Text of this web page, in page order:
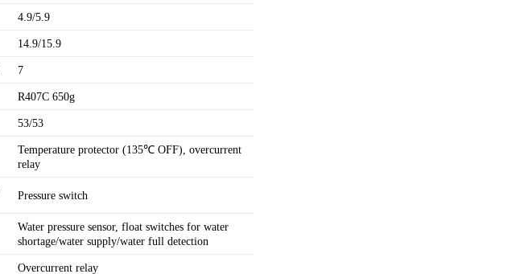
4.9/5.9
14.9/15.9
7
R407C 650g
53/53
Temperature protector (135℃ OFF), overcurrent
relay
Pressure switch
Water pressure sensor, float switches for water
shortage/water supply/water full detection
Overcurrent relay